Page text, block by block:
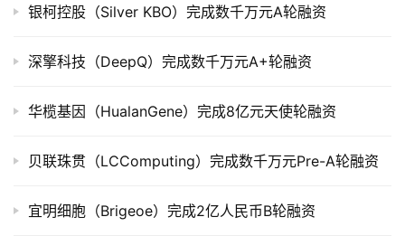
创
学
银柯控股（Silver KBO）完成数千万元A轮融资
深擎科技（DeepQ）完成数千万元A+轮融资
华榄基因（HualanGene）完成8亿元天使轮融资
贝联珠贯（LCComputing）完成数千万元Pre-A轮融资
宜明细胞（Brigeoe）完成2亿人民币B轮融资